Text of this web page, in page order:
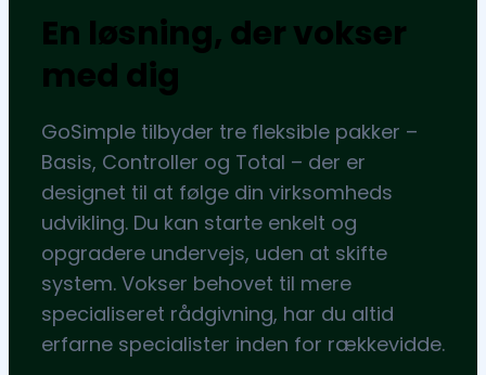
En løsning, der vokser
med dig
GoSimple tilbyder tre fleksible pakker –
Basis, Controller og Total – der er
designet til at følge din virksomheds
udvikling. Du kan starte enkelt og
opgradere undervejs, uden at skifte
system. Vokser behovet til mere
specialiseret rådgivning, har du altid
erfarne specialister inden for rækkevidde.